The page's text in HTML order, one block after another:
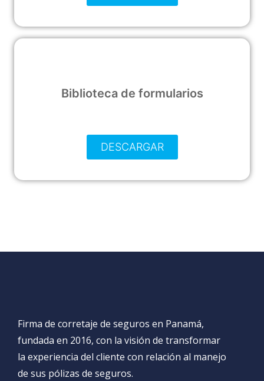
Biblioteca de formularios
DESCARGAR
Firma de corretaje de seguros en Panamá,
fundada en 2016, con la visión de transformar
la experiencia del cliente con relación al manejo
de sus pólizas de seguros.